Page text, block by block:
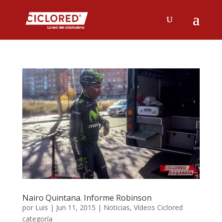
Nairo Quintana. Informe Robinson
por Luis | Jun 11, 2015 | Noticias, Vídeos Ciclored
categoría